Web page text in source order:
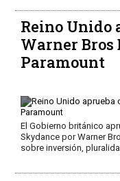
Reino Unido
Warner Bros
Paramount
El Gobierno británico
Skydance por Warner
sobre inversión,